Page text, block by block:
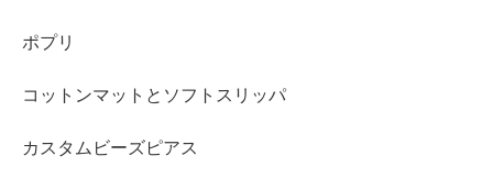
ポプリ
コットンマットとソフトスリッパ
カスタムビーズピアス